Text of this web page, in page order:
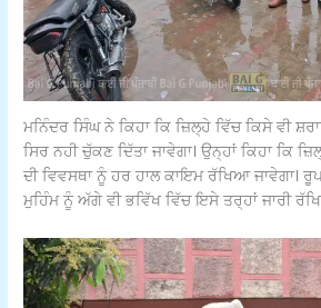
ਮਨਿੰਦਰ ਸਿੰਘ ਨੇ ਕਿਹਾ ਕਿ ਜ਼ਿਲ੍ਹੇ ਵਿੱਚ ਕਿਸੇ ਵੀ
ਸਿਰ ਨਹੀ ਚੁੱਕਣ ਦਿੱਤਾ ਜਾਵੇਗਾ। ਉਨ੍ਹਾਂ ਕਿਹਾ ਕਿ
ਦੀ ਵਿਵਸਥਾ ਨੂੰ ਹਰ ਹਾਲ ਕਾਇਮ ਰੱਖਿਆ ਜਾਵੇਗਾ।
ਮੁਹਿੰਮ ਨੂੰ ਅੱਗੇ ਵੀ ਭਵਿੱਖ ਵਿੱਚ ਇਸੇ ਤਰ੍ਹਾਂ ਜਾਰੀ